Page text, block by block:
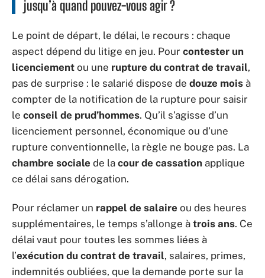
jusqu’à quand pouvez-vous agir ?
Le point de départ, le délai, le recours : chaque
aspect dépend du litige en jeu. Pour contester un
licenciement ou une rupture du contrat de travail,
pas de surprise : le salarié dispose de douze mois à
compter de la notification de la rupture pour saisir
le conseil de prud’hommes. Qu’il s’agisse d’un
licenciement personnel, économique ou d’une
rupture conventionnelle, la règle ne bouge pas. La
chambre sociale de la cour de cassation applique
ce délai sans dérogation.
Pour réclamer un rappel de salaire ou des heures
supplémentaires, le temps s’allonge à trois ans. Ce
délai vaut pour toutes les sommes liées à
l’exécution du contrat de travail, salaires, primes,
indemnités oubliées, que la demande porte sur la